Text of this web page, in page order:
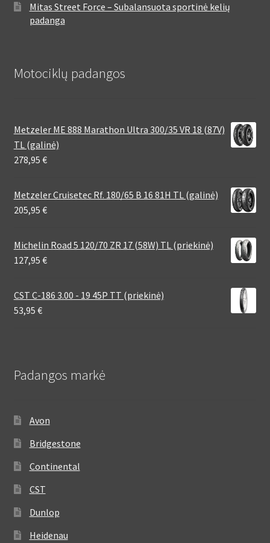
Mitas Street Force – Subalansuota sportinė kelių
padanga
Motociklų padangos
Metzeler ME 888 Marathon Ultra 300/35 VR 18 (87V)
TL (galinė)
278,95 €
Metzeler Cruisetec Rf. 180/65 B 16 81H TL (galinė)
205,95 €
Michelin Road 5 120/70 ZR 17 (58W) TL (priekinė)
127,95 €
CST C-186 3.00 - 19 45P TT (priekinė)
53,95 €
Padangos markė
Avon
Bridgestone
Continental
CST
Dunlop
Heidenau